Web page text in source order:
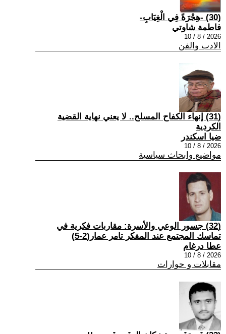
(30) -هِجْرَةً فِي الْغِيَابِ-
فاطمة شاوتي
2026 / 8 / 10
الادب والفن
(31) إنهاء الكفاح المسلح.. لا يعني نهاية القضية
الكردية
ضيا اسكندر
2026 / 8 / 10
مواضيع وابحاث سياسية
(32) جسور الوعي والأسرة: مقاربات فكرية في
تماسك المجتمع عند المفكر تامر عمار(2-5)
عطا درغام
2026 / 8 / 10
مقابلات و حوارات